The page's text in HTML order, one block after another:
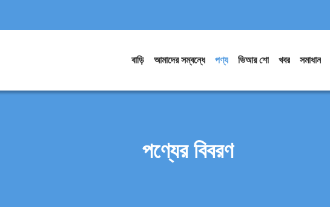
বাড়ি আমাদের সম্বন্ধে পণ্য ভিআর শো খবর সমাধান
পণ্যের বিবরণ